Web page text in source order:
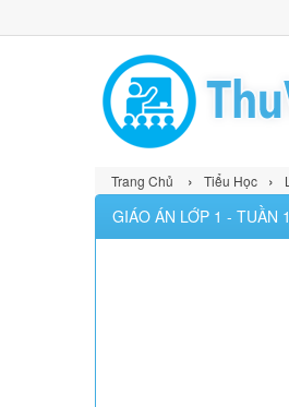
Trang Chủ › Tiểu Học ›
GIÁO ÁN LỚP 1 - TUẦN